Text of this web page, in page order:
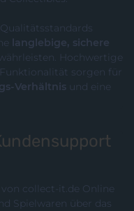
langlebige, sichere
Hochwertige
sorgen für
Verhältnis und eine
von collect-it.de Online
Shop für Sammelkarten, Sticker und Spielwaren über das